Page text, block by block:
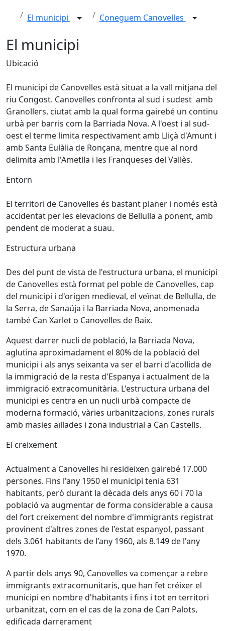
El municipi Coneguem Canovelles
El municipi
Ubicació
El municipi de Canovelles està situat a la vall mitjana del
riu Congost. Canovelles confronta al sud i sudest amb
Granollers, ciutat amb la qual forma gairebé un continu
urbà per barris com la Barriada Nova. A l'oest i al sud-
oest el terme limita respectivament amb Lliçà d'Amunt i
amb Santa Eulàlia de Ronçana, mentre que al nord
delimita amb l'Ametlla i les Franqueses del Vallès.
Entorn
El territori de Canovelles és bastant planer i només està
accidentat per les elevacions de Bellulla a ponent, amb
pendent de moderat a suau.
Estructura urbana
Des del punt de vista de l'estructura urbana, el municipi
de Canovelles està format pel poble de Canovelles, cap
del municipi i d'origen medieval, el veïnat de Bellulla, de
la Serra, de Sanaüja i la Barriada Nova, anomenada
també Can Xarlet o Canovelles de Baix.
Aquest darrer nucli de població, la Barriada Nova,
aglutina aproximadament el 80% de la població del
municipi i als anys seixanta va ser el barri d'acollida de
la immigració de la resta d'Espanya i actualment de la
immigració extracomunitària. L'estructura urbana del
municipi es centra en un nucli urbà compacte de
moderna formació, vàries urbanitzacions, zones rurals
amb masies aïllades i zona industrial a Can Castells.
El creixement
Actualment a Canovelles hi resideixen gairebé 17.000
persones. Fins l'any 1950 el municipi tenia 631
habitants, però durant la dècada dels anys 60 i 70 la
població va augmentar de forma considerable a causa
del fort creixement del nombre d'immigrants registrat
provinent d'altres zones de l'estat espanyol, passant
dels 3.061 habitants de l'any 1960, als 8.149 de l'any
1970.
A partir dels anys 90, Canovelles va començar a rebre
immigrants extracomunitaris, que han fet créixer el
municipi en nombre d'habitants i fins i tot en territori
urbanitzat, com en el cas de la zona de Can Palots,
edificada darrerament